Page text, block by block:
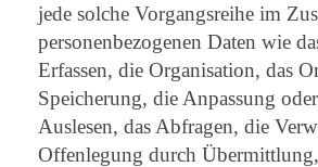
jede solche Vorgangsreihe im
personenbezogenen Daten wie
Erfassen, die Organisation, das
Speicherung, die Anpassung
Auslesen, das Abfragen, die
Offenlegung durch